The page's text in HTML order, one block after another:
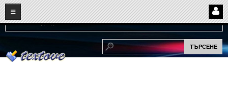
07 2026
Нови: Надежда...
НАЧАЛО
ПОТРЕБИТЕЛСКИ СТРАНИЦИ